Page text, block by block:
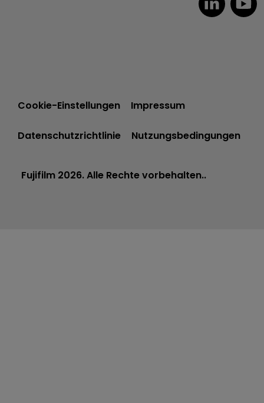
Cookie-Einstellungen Impressum
Datenschutzrichtlinie Nutzungsbedingungen
Fujifilm 2026. Alle Rechte vorbehalten..